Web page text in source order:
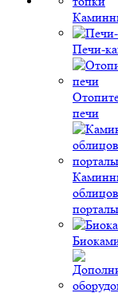
Печи-
печи
порталы